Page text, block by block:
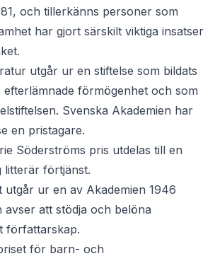
och tillerkänns personer som
har gjort särskilt viktiga insatser
utgår ur en stiftelse som bildats
förmögenhet och som
Svenska Akademien har
en pristagare.
Söderströms pris utdelas till en
förtjänst.
utgår ur en av Akademien 1946
avser att stödja och belöna
författarskap.
för barn- och